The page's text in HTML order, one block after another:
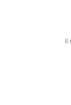
Il